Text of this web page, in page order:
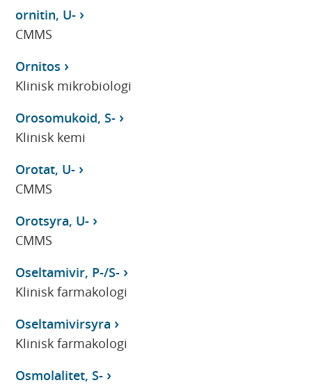
ornitin, U-
CMMS
Ornitos
Klinisk mikrobiologi
Orosomukoid, S-
Klinisk kemi
Orotat, U-
CMMS
Orotsyra, U-
CMMS
Oseltamivir, P-/S-
Klinisk farmakologi
Oseltamivirsyra
Klinisk farmakologi
Osmolalitet, S-